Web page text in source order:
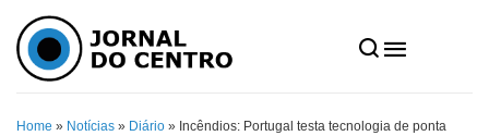
Home » Notícias » Diário » Incêndios: Portugal testa tecnologia de ponta